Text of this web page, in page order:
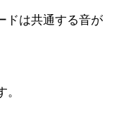
ドは共通する音が